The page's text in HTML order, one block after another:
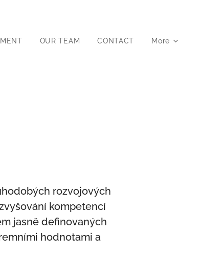
OUR TEAM CONTACT More
rozvojových
kompetencí
jasně definovaných
hodnotami a